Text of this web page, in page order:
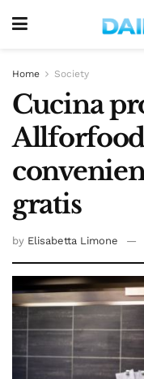
Home Society
Cucina
gratis
by Elisabetta Limone